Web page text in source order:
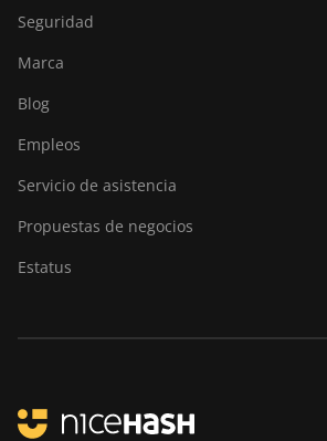
Seguridad
Marca
Blog
Empleos
Servicio de asistencia
Propuestas de negocios
Estatus